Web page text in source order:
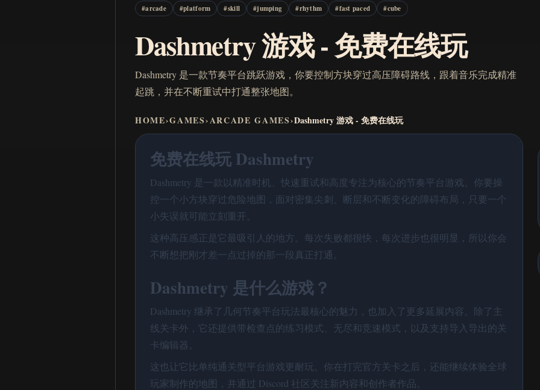
#arcade #platform #skill #jumping #rhythm #fast paced #cube
Dashmetry 游戏 - 免费在线玩
Dashmetry 是一款节奏平台跳跃游戏，你要控制方块穿过高压障碍路线，跟着音乐完成精准
起跳，并在不断重试中打通整张地图。
HOME›GAMES›ARCADE GAMES›Dashmetry 游戏 - 免费在线玩
免费在线玩 Dashmetry
Dashmetry 是一款以精准时机、快速重试和高度专注为核心的节奏平台游戏。你要操
控一个小方块穿过危险地图，面对密集尖刺、断层和不断变化的障碍布局，只要一个
小失误就可能立刻重开。
这种高压感正是它最吸引人的地方。每次失败都很快，每次进步也很明显，所以你会
不断想把刚才差一点过掉的那一段真正打通。
Dashmetry 是什么游戏？
Dashmetry 继承了几何节奏平台玩法最核心的魅力，也加入了更多延展内容。除了主
线关卡外，它还提供带检查点的练习模式、无尽和竞速模式，以及支持导入导出的关
卡编辑器。
这也让它比单纯通关型平台游戏更耐玩。你在打完官方关卡之后，还能继续体验全球
玩家制作的地图，并通过 Discord 社区关注新内容和创作者作品。